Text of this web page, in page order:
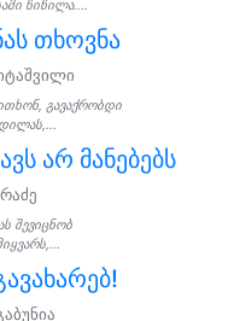
წიწილა....
თხოვნა
გავაქრობდი
არ მანებებს
შევიცნობ